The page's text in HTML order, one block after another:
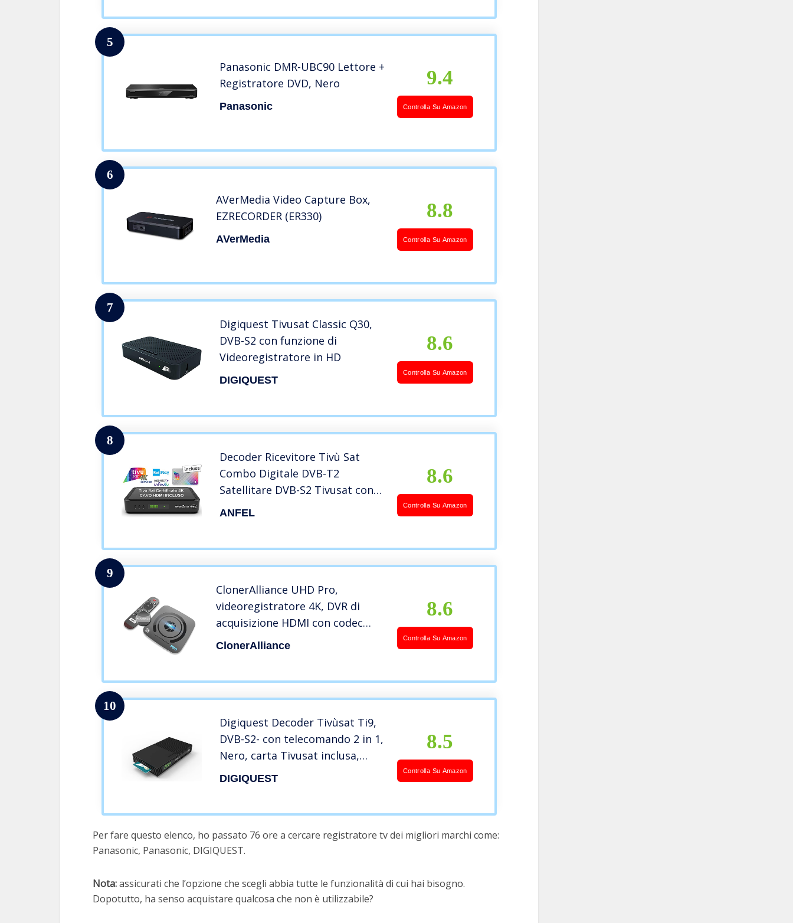
5
Panasonic DMR-UBC90 Lettore +
Registratore DVD, Nero
Panasonic
9.4
Controlla Su Amazon
6
AVerMedia Video Capture Box,
EZRECORDER (ER330)
AVerMedia
8.8
Controlla Su Amazon
7
Digiquest Tivusat Classic Q30,
DVB-S2 con funzione di
Videoregistratore in HD
DIGIQUEST
8.6
Controlla Su Amazon
8
Decoder Ricevitore Tivù Sat
Combo Digitale DVB-T2
Satellitare DVB-S2 Tivusat con
scheda 4K HD UHD Tivusat
ANFEL
8.6
Controlla Su Amazon
9
ClonerAlliance UHD Pro,
videoregistratore 4K, DVR di
acquisizione HDMI con codec
H.265/H.264, registrazione
ClonerAlliance
8.6
Controlla Su Amazon
10
Digiquest Decoder Tivùsat Ti9,
DVB-S2- con telecomando 2 in 1,
Nero, carta Tivusat inclusa,
funzione di registrazione
attivabile
DIGIQUEST
8.5
Controlla Su Amazon
Per fare questo elenco, ho passato 76 ore a cercare registratore tv dei migliori marchi come:
Panasonic, Panasonic, DIGIQUEST.
Nota:assicurati che l’opzione che scegli abbia tutte le funzionalità di cui hai bisogno.
Dopotutto, ha senso acquistare qualcosa che non è utilizzabile?